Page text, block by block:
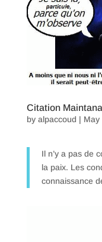
Citation
by alpaccoud | May
Il n’y a pas de
la paix. Les
connaissance